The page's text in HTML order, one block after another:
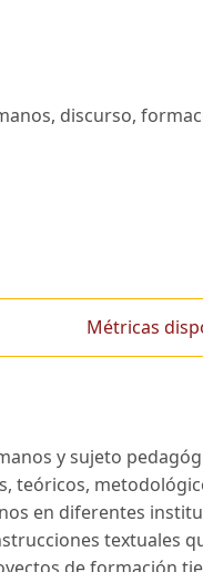
discurso,
Métricas
y sujeto
teóricos,
en diferentes
textuales